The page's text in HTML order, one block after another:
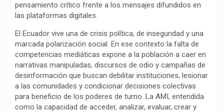
pensamiento crítico frente a los mensajes difundidos en
las plataformas digitales.
El Ecuador vive una de crisis política, de inseguridad y una
marcada polarización social. En ese contexto la falta de
competencias mediáticas expone a la población a caer en
narrativas manipuladas, discursos de odio y campañas de
desinformación que buscan debilitar instituciones, lesionar
a las comunidades y condicionar decisiones colectivas
para beneficio de los poderes de turno. La AMI, entendida
como la capacidad de acceder, analizar, evaluar, crear y